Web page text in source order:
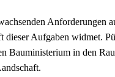
Anforderungen
Aufgaben widmet.
Bauministerium in den